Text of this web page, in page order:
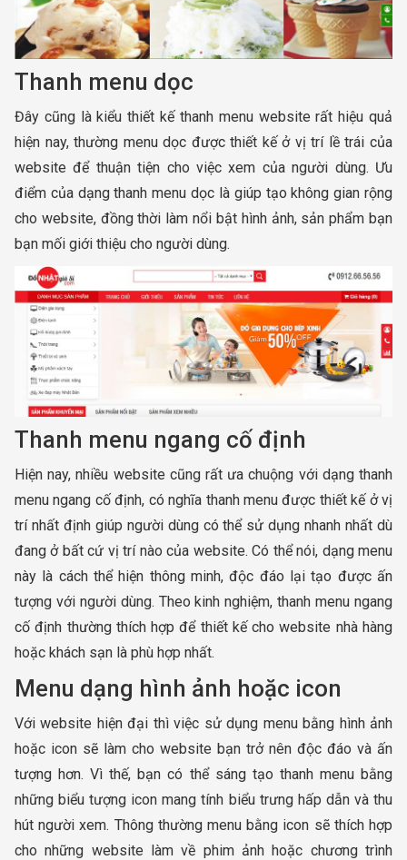
Thanh menu dọc
Đây cũng là kiểu thiết kế thanh menu website rất hiệu quả
hiện nay, thường menu dọc được thiết kế ở vị trí lề trái của
website để thuận tiện cho việc xem của người dùng. Ưu
điểm của dạng thanh menu dọc là giúp tạo không gian rộng
cho website, đồng thời làm nổi bật hình ảnh, sản phẩm bạn
bạn mối giới thiệu cho người dùng.
Thanh menu ngang cố định
Hiện nay, nhiều website cũng rất ưa chuộng với dạng thanh
menu ngang cố định, có nghĩa thanh menu được thiết kế ở vị
trí nhất định giúp người dùng có thể sử dụng nhanh nhất dù
đang ở bất cứ vị trí nào của website. Có thể nói, dạng menu
này là cách thể hiện thông minh, độc đáo lại tạo được ấn
tượng với người dùng. Theo kinh nghiệm, thanh menu ngang
cố định thường thích hợp để thiết kế cho website nhà hàng
hoặc khách sạn là phù hợp nhất.
Menu dạng hình ảnh hoặc icon
Với website hiện đại thì việc sử dụng menu bằng hình ảnh
hoặc icon sẽ làm cho website bạn trở nên độc đáo và ấn
tượng hơn. Vì thế, bạn có thể sáng tạo thanh menu bằng
những biểu tượng icon mang tính biểu trưng hấp dẫn và thu
hút người xem. Thông thường menu bằng icon sẽ thích hợp
cho những website làm về phim ảnh hoặc chương trình